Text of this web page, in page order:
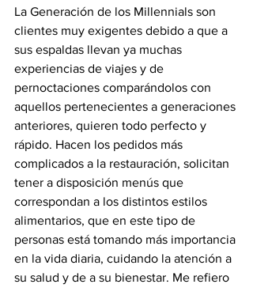
La Generación de los Millennials son
clientes muy exigentes debido a que a
sus espaldas llevan ya muchas
experiencias de viajes y de
pernoctaciones comparándolos con
aquellos pertenecientes a generaciones
anteriores, quieren todo perfecto y
rápido. Hacen los pedidos más
complicados a la restauración, solicitan
tener a disposición menús que
correspondan a los distintos estilos
alimentarios, que en este tipo de
personas está tomando más importancia
en la vida diaria, cuidando la atención a
su salud y de a su bienestar. Me refiero